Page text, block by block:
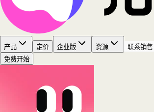
产品 定价 企业版 资源
联系销售
免费开始